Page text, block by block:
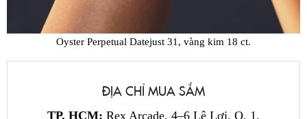
Oyster Perpetual Datejust 31, vàng kim 18 ct.
ĐỊA CHỈ MUA SẮM
TP. HCM: Rex Arcade, 4–6 Lê Lợi, Q. 1.